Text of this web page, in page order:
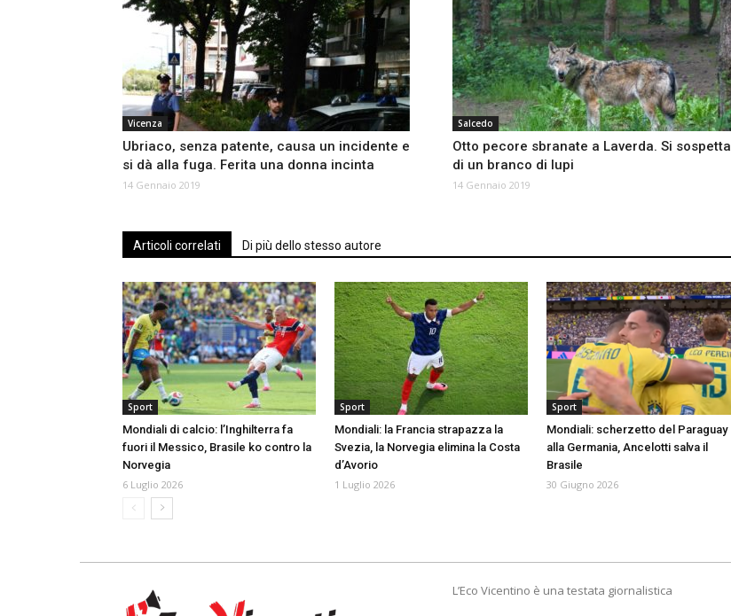
Vicenza
Ubriaco, senza patente, causa un incidente e
si dà alla fuga. Ferita una donna incinta
14 Gennaio 2019
Salcedo
Otto pecore sbranate a Laverda. Si sospetta
di un branco di lupi
14 Gennaio 2019
Articoli correlati Di più dello stesso autore
Sport
Mondiali di calcio: l’Inghilterra fa
fuori il Messico, Brasile ko contro la
Norvegia
6 Luglio 2026
Sport
Mondiali: la Francia strapazza la
Svezia, la Norvegia elimina la Costa
d’Avorio
1 Luglio 2026
Sport
Mondiali: scherzetto del Paraguay
alla Germania, Ancelotti salva il
Brasile
30 Giugno 2026
L’Eco Vicentino è una testata giornalistica